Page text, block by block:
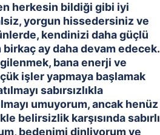
herkesin bildiği gibi iyi
yorgun hissedersiniz ve
kendinizi daha güçlü
ay daha devam edecek.
bana enerji ve
işler yapmaya başlamak
sabırsızlıkla
umuyorum, ancak henüz
belirsizlik karşısında sabırlı
bedenimi dinliyorum ve